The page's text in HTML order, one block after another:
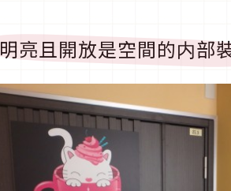
明亮且開放是空間的内部